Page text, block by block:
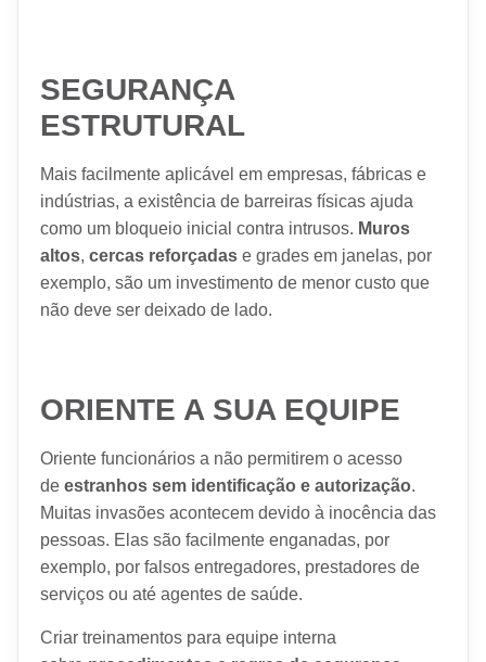
SEGURANÇA
ESTRUTURAL
Mais facilmente aplicável em empresas, fábricas e
indústrias, a existência de barreiras físicas ajuda
como um bloqueio inicial contra intrusos. Muros
altos, cercas reforçadas e grades em janelas, por
exemplo, são um investimento de menor custo que
não deve ser deixado de lado.
ORIENTE A SUA EQUIPE
Oriente funcionários a não permitirem o acesso
de estranhos sem identificação e autorização.
Muitas invasões acontecem devido à inocência das
pessoas. Elas são facilmente enganadas, por
exemplo, por falsos entregadores, prestadores de
serviços ou até agentes de saúde.
Criar treinamentos para equipe interna